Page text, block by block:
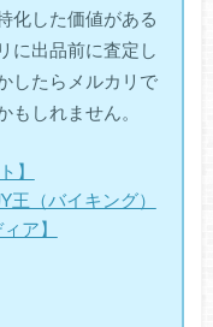
化した価値がある
に出品前に査定し
したらメルカリで
しれません。
】
（バイキング）
ア】